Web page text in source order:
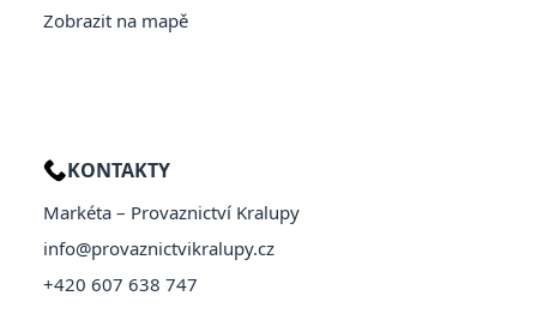
Zobrazit na mapě
KONTAKTY
Markéta – Provaznictví Kralupy
info@provaznictvikralupy.cz
+420 607 638 747